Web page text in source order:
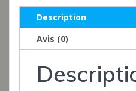
colorDescription
Avis (0)